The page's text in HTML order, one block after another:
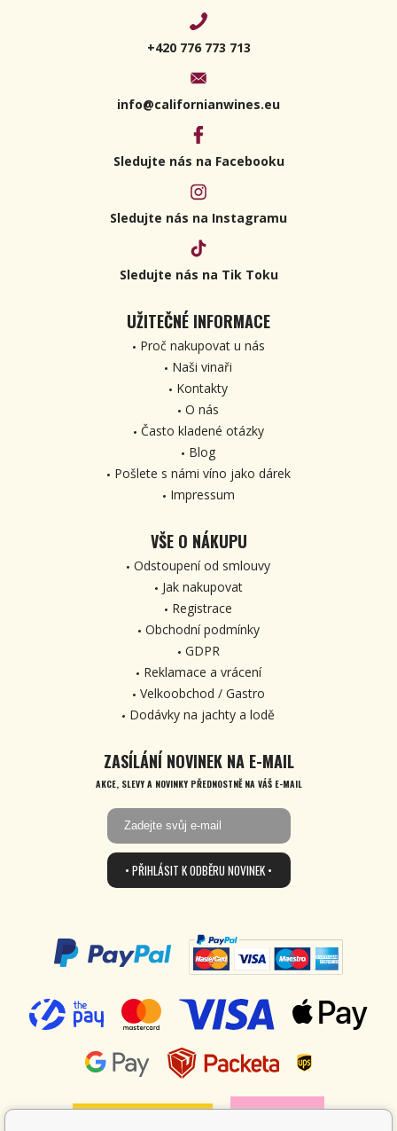
+420 776 773 713
info@californianwines.eu
Sledujte nás na Facebooku
Sledujte nás na Instagramu
Sledujte nás na Tik Toku
UŽITEČNÉ INFORMACE
Proč nakupovat u nás
Naši vinaři
Kontakty
O nás
Často kladené otázky
Blog
Pošlete s námi víno jako dárek
Impressum
VŠE O NÁKUPU
Odstoupení od smlouvy
Jak nakupovat
Registrace
Obchodní podmínky
GDPR
Reklamace a vrácení
Velkoobchod / Gastro
Dodávky na jachty a lodě
ZASÍLÁNÍ NOVINEK NA E-MAIL
AKCE, SLEVY A NOVINKY PŘEDNOSTNĚ NA VÁŠ E-MAIL
• PŘIHLÁSIT K ODBĚRU NOVINEK •